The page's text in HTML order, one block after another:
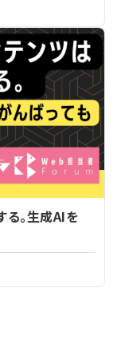
。生成AIを